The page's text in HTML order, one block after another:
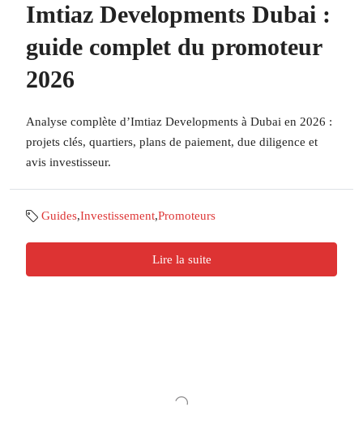
Imtiaz Developments Dubai :
guide complet du promoteur
2026
Analyse complète d’Imtiaz Developments à Dubai en 2026 :
projets clés, quartiers, plans de paiement, due diligence et
avis investisseur.
Guides,Investissement,Promoteurs
Lire la suite